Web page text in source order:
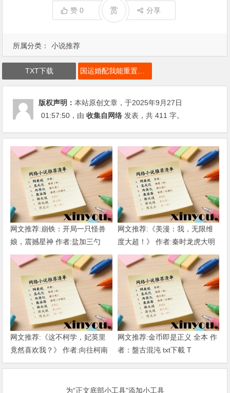
所属分类： 小说推荐
赞0 赏 分享
TXT下载 国运婚配我能重置综漫人物道具下载
版权声明：本站原创文章，于2025年9月27日
01:57:50 ，由收集自网络 发表，共 411 字。
网文推荐:崩铁：开局一只怪兽
娘，震撼星神 作者:盐加三勺
（1-218）TXT下载
网文推荐:《美漫：我，无限维
度大超！》 作者:秦时龙虎大明
1-802章 TXT下载
网文推荐:《这不柯学，妃英里
竟然喜欢我？》 作者:向往柯南
1-189章 TXT下载
网文推荐:金币即是正义 全本 作
者：盤古混沌 txt下載 T
为“正文底部小工具”添加小工具